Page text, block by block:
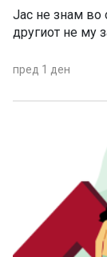
Јас не знам во
другиот не му
пред 1 ден